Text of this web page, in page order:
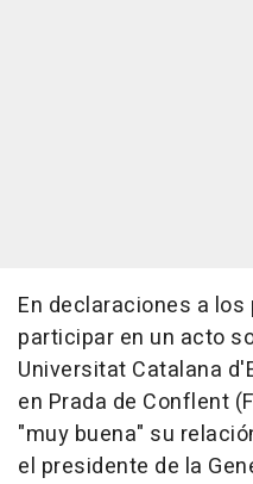
En declaraciones a
participar en un acto
Universitat Catalana
en Prada de Conflent
"muy buena" su
el presidente de la